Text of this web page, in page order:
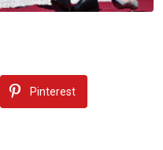
Pinterest